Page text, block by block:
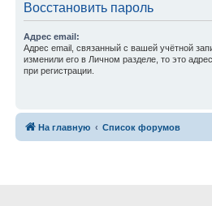
Восстановить пароль
Адрес email:
Адрес email, связанный с вашей учётной
изменили его в Личном разделе, то это
при регистрации.
На главную Список форумов